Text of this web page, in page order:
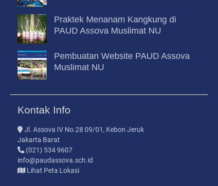
Praktek Menanam Kangkung di
PAUD Assova Muslimat NU
Pembuatan Website PAUD Assova
Muslimat NU
Kontak Info
Jl. Assova IV No.28 09/01, Kebon Jeruk
Jakarta Barat
(021) 534 9607
info@paudassova.sch.id
Lihat Peta Lokasi